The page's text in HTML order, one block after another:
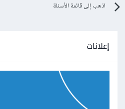
اذهب إلى قائمة الأسئلة
إعلانات